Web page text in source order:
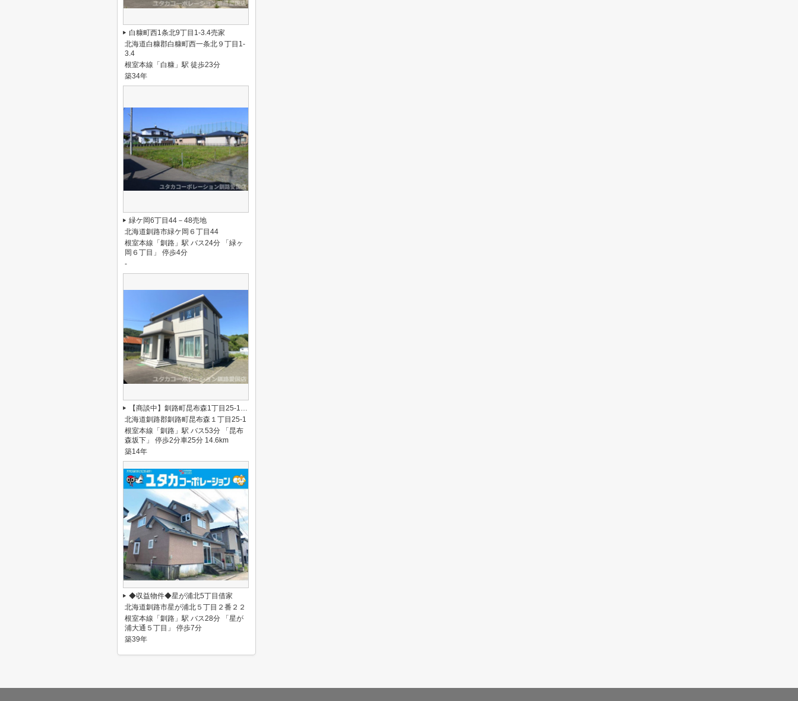
白糠町西1条北9丁目1-3.4売家
北海道白糠郡白糠町西一条北９丁目1-
3.4
根室本線「白糠」駅 徒歩23分
築34年
緑ケ岡6丁目44－48売地
北海道釧路市緑ケ岡６丁目44
根室本線「釧路」駅 バス24分 「緑ヶ
岡６丁目」 停歩4分
-
【商談中】釧路町昆布森1丁目25-1売家
北海道釧路郡釧路町昆布森１丁目25-1
根室本線「釧路」駅 バス53分 「昆布
森坂下」 停歩2分車25分 14.6km
築14年
◆収益物件◆星が浦北5丁目借家
北海道釧路市星が浦北５丁目２番２２
根室本線「釧路」駅 バス28分 「星が
浦大通５丁目」 停歩7分
築39年